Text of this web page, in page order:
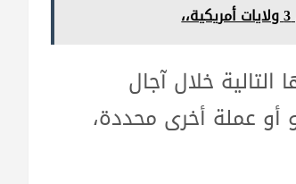
خلال آجال
أو عملة أخرى محددة،